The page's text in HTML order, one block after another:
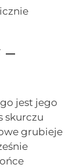
jest jego
skurczu
grubieje